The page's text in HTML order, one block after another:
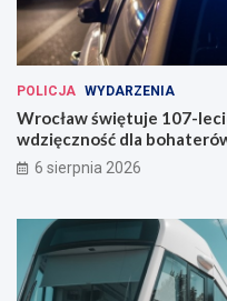
POLICJA WYDARZENIA
Wrocław świętuje 107-
wdzięczność dla
6 sierpnia 2026